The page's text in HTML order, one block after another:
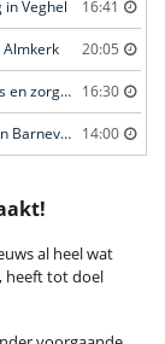
Veghel 16:41
20:05
Man met verward gedrag springt voor bedrijfsbus en zorgt voor opschudding in Veghel 16:30
Brandweer doet na controle op bedrijventerrein in Barneveld 14:00
al heel wat
heeft tot doel